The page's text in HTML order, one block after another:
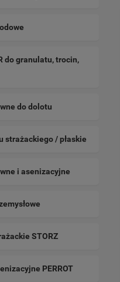
do granulatu, trocin,
do dolotu
strażackiego / płaskie
i asenizacyjne
STORZ
PERROT